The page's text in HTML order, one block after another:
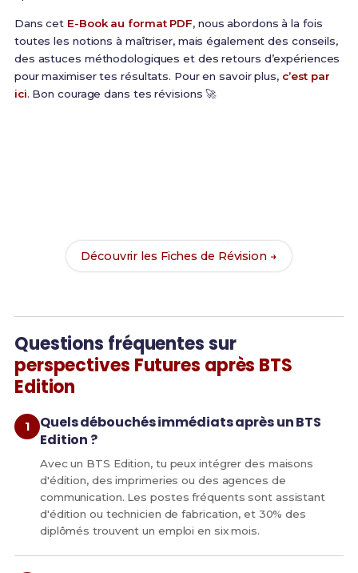
Dans cet E-Book au format PDF, nous abordons à la fois
toutes les notions à maîtriser, mais également des conseils,
des astuces méthodologiques et des retours d’expériences
pour maximiser tes résultats. Pour en savoir plus, c’est par
ici. Bon courage dans tes révisions 🚀
Découvrir les Fiches de Révision →
Questions fréquentes sur
perspectives Futures après BTS
Edition
Quels débouchés immédiats après un BTS
Edition ?
Avec un BTS Edition, tu peux intégrer des maisons
d'édition, des imprimeries ou des agences de
communication. Les postes fréquents sont assistant
d'édition ou technicien de fabrication, et 30% des
diplômés trouvent un emploi en six mois.